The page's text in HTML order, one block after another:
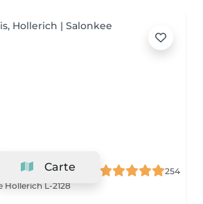
254
Hollerich L-2128
Carte